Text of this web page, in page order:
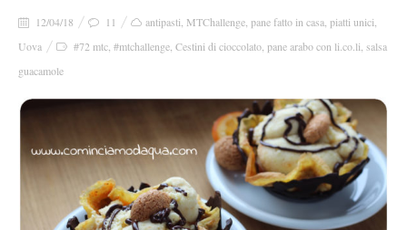
12/04/18 11 antipasti MTChallenge pane fatto in casa piatti unici
Uova
#72 mtc #mtchallenge Cestini di cioccolato pane arabo con li.co.li salsa
guacamole